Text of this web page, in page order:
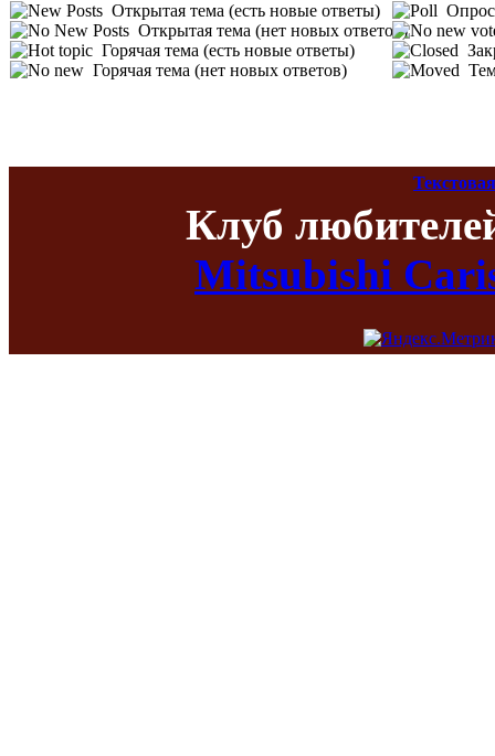
Открытая тема (есть новые ответы)
Открытая тема (нет новых ответов)
Горячая тема (есть новые ответы)
Горячая тема (нет новых ответов)
Опрос
Клуб
Mitsubishi